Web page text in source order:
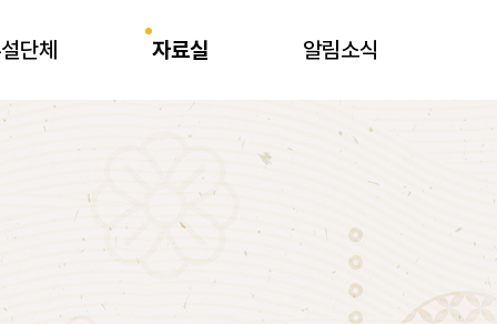
단체 자료실 알림소식